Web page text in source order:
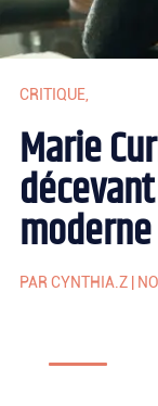
CRITIQUE,
Marie
PARCYNTHIA.Z|